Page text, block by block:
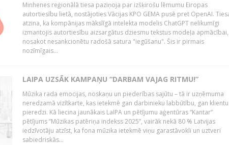
Minhenes reģionālā tiesa paziņoja par izšķirošu lēmumu Eiropas
autortiesību lietā, nostājoties Vācijas KPO GEMA pusē pret OpenAI.
atzina, ka kompānijas mākslīgā intelekta modelis ChatGPT nelikumīgi
izmantojis autortiesību aizsargātus dziesmu tekstus modeļa apmācībai,
nosakot nesankcionētu radošā satura "iegūšanu". Šis ir pirmais
nozīmīgais...
LAIPA UZSĀK KAMPAŅU “DARBAM VAJAG RITMU!”
Mūzika rada emocijas, noskaņu un piederības sajūtu – tā ir uzņēmuma
neredzamā vizītkarte, kas ietekmē gan darbinieku labbūtību, gan klientu
pieredzi. Kā liecina jaunākais LaIPA un pētījumu aģentūras “Kantar”
pētījums “Mūzikas patēriņa indekss 2025”, vairāk nekā 80 % Latvijas
iedzīvotāju atzīst, ka fona mūzika ietekmē viņu garastāvokli un uztveri
sabiedriskās...